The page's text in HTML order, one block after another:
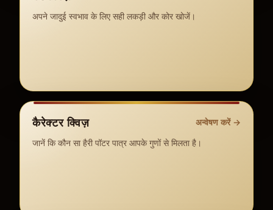
अपने जादुई स्वभाव के लिए सही लकड़ी और कोर खोजें।
कैरेक्टर क्विज़ अन्वेषण करें →
जानें कि कौन सा हैरी पॉटर पात्र आपके गुणों से मिलता है।